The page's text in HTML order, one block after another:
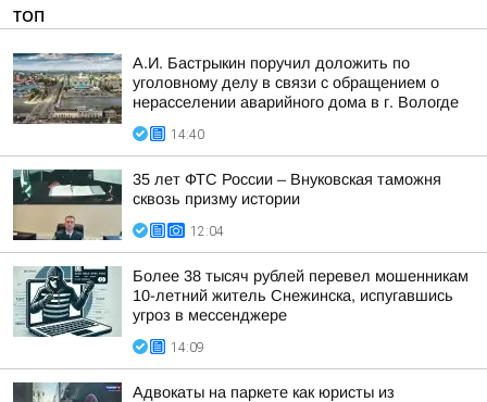
ТОП
А.И. Бастрыкин поручил доложить по
уголовному делу в связи с обращением о
нерасселении аварийного дома в г. Вологде
14:40
35 лет ФТС России – Внуковская таможня
сквозь призму истории
12:04
Более 38 тысяч рублей перевел мошенникам
10-летний житель Снежинска, испугавшись
угроз в мессенджере
14:09
Адвокаты на паркете как юристы из